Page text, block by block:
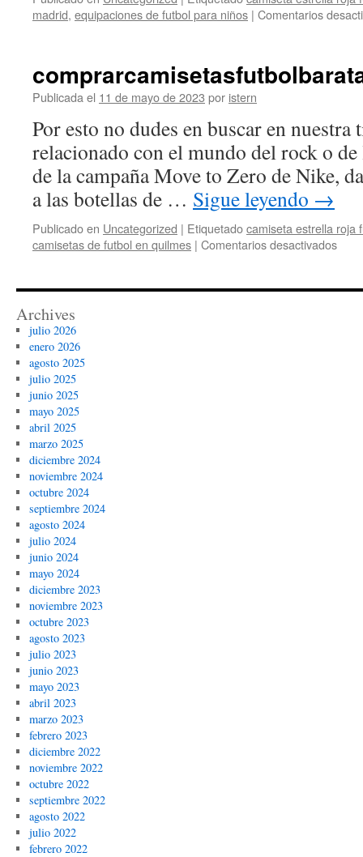
madrid, equipaciones de futbol para niños | Comentarios
Publicada el 11 de mayo de 2023 por istern
Por esto no dudes en buscar en
relacionado con el mundo del rock o
de la campaña Move to Zero de Nike,
a las botellas de … Sigue leyendo →
Publicado en Uncategorized | Etiquetadocamiseta estrella roja
camisetas de futbol en quilmes | Comentarios desactivadosen
Archives
julio 2026
enero 2026
agosto 2025
julio 2025
junio 2025
mayo 2025
abril 2025
marzo 2025
diciembre 2024
noviembre 2024
octubre 2024
septiembre 2024
agosto 2024
julio 2024
junio 2024
mayo 2024
diciembre 2023
noviembre 2023
octubre 2023
agosto 2023
julio 2023
junio 2023
mayo 2023
abril 2023
marzo 2023
febrero 2023
diciembre 2022
noviembre 2022
octubre 2022
septiembre 2022
agosto 2022
julio 2022
febrero 2022